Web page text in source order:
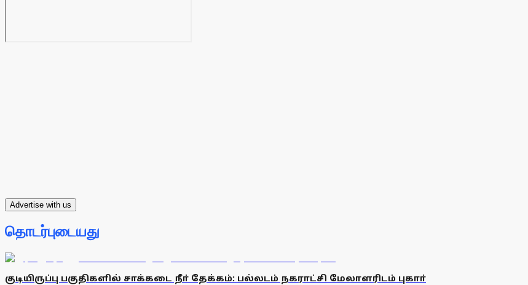
Advertise with us
தொடர்புடையது
குடியிருப்பு பகுதிகளில் சாக்கடை நீா் தேக்கம்: பல்லடம் நகராட்சி மேலாளரிடம் புகாா்